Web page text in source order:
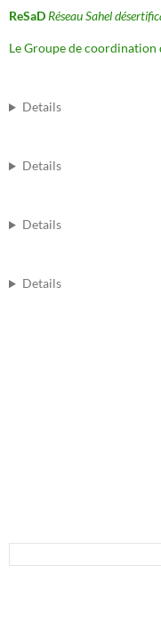
ReSaD Réseau Sahel
Le Groupe de coordination
Details
Details
Details
Details